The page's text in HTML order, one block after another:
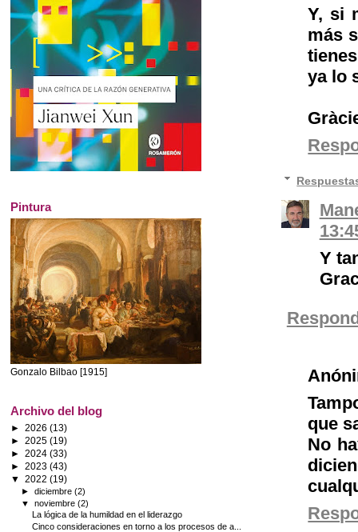
Y, si
más
ya lo
Y
que
No
Pintura
Gonzalo Bilbao [1915]
Archivo del blog
► 2026 (13)
► 2025 (19)
► 2024 (33)
► 2023 (43)
▼ 2022 (19)
►diciembre(2)
▼noviembre(2)
La lógica de la humildad en el liderazgo
Cinco consideraciones en torno a los procesos de a...